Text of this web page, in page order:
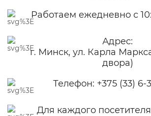
Работаем ежедневно с
Адрес:
г. Минск, ул. Карла
двора)
Телефон: +375 (33) 6-
Для каждого